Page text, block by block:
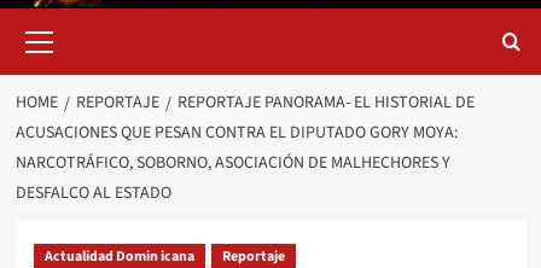
HOME REPORTAJE
REPORTAJE PANORAMA- EL HISTORIAL DE
ACUSACIONES QUE PESAN CONTRA EL DIPUTADO GORY MOYA:
NARCOTRÁFICO, SOBORNO, ASOCIACIÓN DE MALHECHORES Y
DESFALCO AL ESTADO
Actualidad Domin icana Reportaje